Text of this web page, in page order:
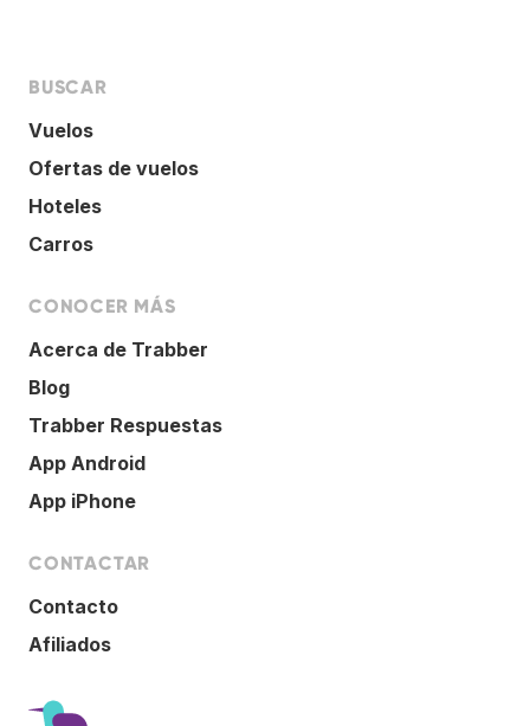
BUSCAR
Vuelos
Ofertas de vuelos
Hoteles
Carros
CONOCER MÁS
Acerca de Trabber
Blog
Trabber Respuestas
App Android
App iPhone
CONTACTAR
Contacto
Afiliados